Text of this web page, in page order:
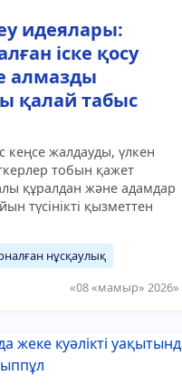
идеялары:
іске қосу
алмазды
қалай табыс
кеңсе жалдауды, үлкен
тобын қажет
құралдан және адамдар
түсінікті қызметтен
нұсқаулық
«08 «мамыр» 2026»